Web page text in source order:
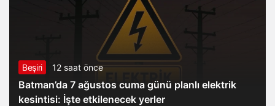
Beşiri 12 saat önce
Batman’da 7 ağustos cuma günü planlı elektrik
kesintisi: İşte etkilenecek yerler